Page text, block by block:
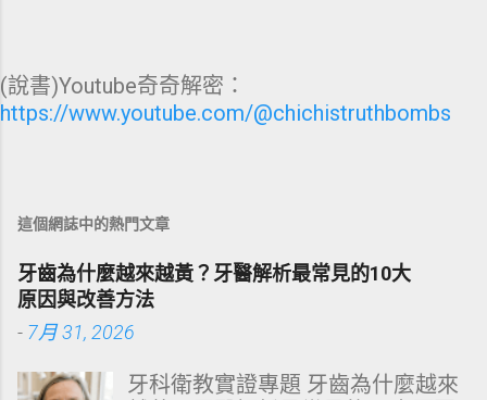
(說書)Youtube奇奇解密：
https://www.youtube.com/@chichistruthbombs
這個網誌中的熱門文章
牙齒為什麼越來越黃？牙醫解析最常見的10大
原因與改善方法
- 7月 31, 2026
牙科衛教實證專題 牙齒為什麼越來